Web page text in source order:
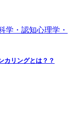
学・認知心理学・
カリングとは？？